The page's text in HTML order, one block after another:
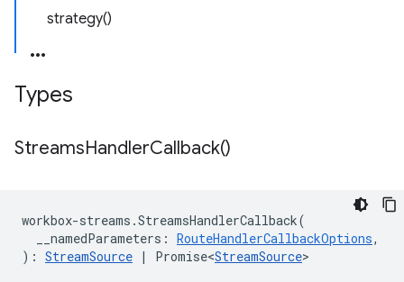
strategy()
Types
StreamsHandlerCallback()
workbox-streams .StreamsHandlerCallback(
__namedParameters : RouteHandlerCallbackOptions,
) : StreamSource | Promise<StreamSource>